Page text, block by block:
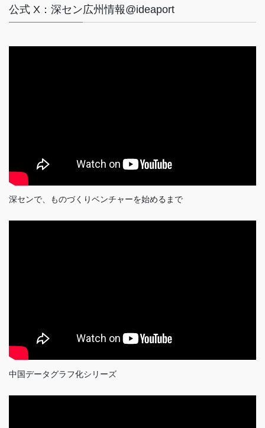
公式 X：深セン広州情報@ideaport
深センで、ものづくりベンチャーを始めるまで
中国データグラフ化シリーズ